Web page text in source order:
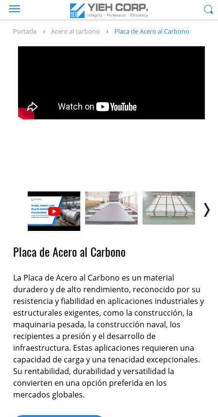
Portada Acero al carbono Placa de Acero al Carbono
Placa de Acero al Carbono
La Placa de Acero al Carbono es un material
duradero y de alto rendimiento, reconocido por su
resistencia y fiabilidad en aplicaciones industriales y
estructurales exigentes, como la construcción, la
maquinaria pesada, la construcción naval, los
recipientes a presión y el desarrollo de
infraestructura. Estas aplicaciones requieren una
capacidad de carga y una tenacidad excepcionales.
Su rentabilidad, durabilidad y versatilidad la
convierten en una opción preferida en los
mercados globales.